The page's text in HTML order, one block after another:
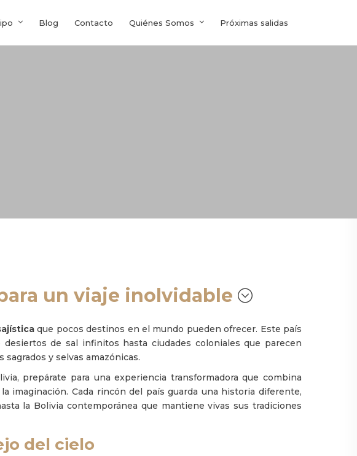
Blog Contacto Quiénes Somos Próximas salidas
un viaje inolvidable
que pocos destinos en el mundo pueden ofrecer. Este país
de sal infinitos hasta ciudades coloniales que parecen
y selvas amazónicas.
prepárate para una experiencia transformadora que combina
imaginación. Cada rincón del país guarda una historia diferente,
la Bolivia contemporánea que mantiene vivas sus tradiciones
del cielo